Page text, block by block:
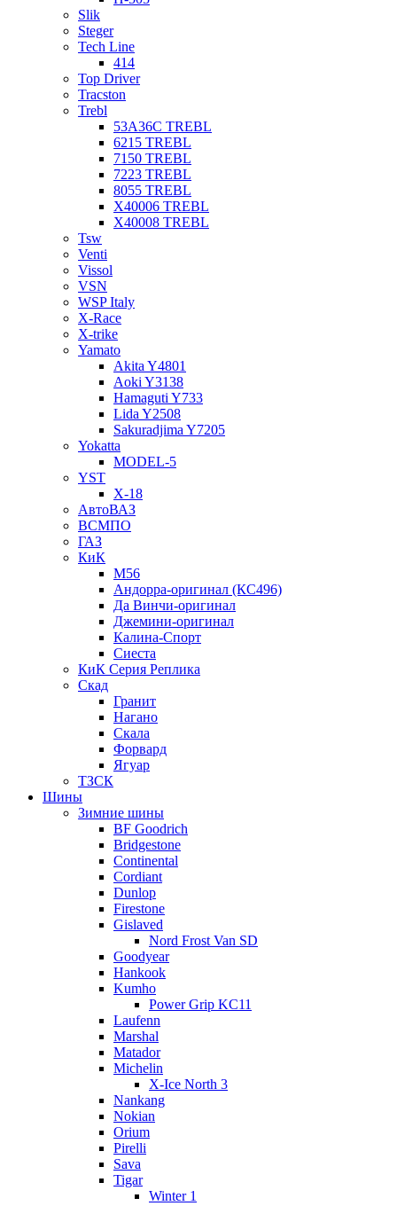
Slik
Steger
Tech Line
414
Top Driver
Tracston
Trebl
53A36C TREBL
6215 TREBL
7150 TREBL
7223 TREBL
8055 TREBL
X40006 TREBL
X40008 TREBL
Tsw
Venti
Vissol
VSN
WSP Italy
X-Race
X-trike
Yamato
Akita Y4801
Aoki Y3138
Hamaguti Y733
Lida Y2508
Sakuradjima Y7205
Yokatta
MODEL-5
YST
X-18
АвтоВАЗ
ВСМПО
ГАЗ
КиК
M56
Андорра-оригинал (КС496)
Да Винчи-оригинал
Джемини-оригинал
Калина-Спорт
Сиеста
КиК Серия Реплика
Скад
Гранит
Нагано
Скала
Форвард
Ягуар
ТЗСК
Шины
Зимние шины
BF Goodrich
Bridgestone
Continental
Cordiant
Dunlop
Firestone
Gislaved
Nord Frost Van SD
Goodyear
Hankook
Kumho
Power Grip KC11
Laufenn
Marshal
Matador
Michelin
X-Ice North 3
Nankang
Nokian
Orium
Pirelli
Sava
Tigar
Winter 1